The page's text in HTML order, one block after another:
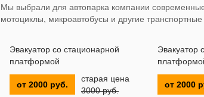
Мы выбрали для автопарка компании
мотоциклы, микроавтобусы и другие
Эвакуатор со стационарной
платформой
от 2000 руб.
старая цена
3000 руб.
Эвакуатор
от 2000